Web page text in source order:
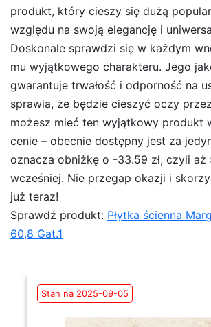
produkt, który cieszy się dużą
względu na swoją elegancję i
Doskonale sprawdzi się w każdym
mu wyjątkowego charakteru. Jego
gwarantuje trwałość i odporność na
sprawia, że będzie cieszyć oczy
możesz mieć ten wyjątkowy produkt
cenie – obecnie dostępny jest za
oznacza obniżkę o -33.59 zł, czyli aż
wcześniej. Nie przegap okazji i
już teraz!
Sprawdź produkt: Płytka ścienna
60,8 Gat.1
Stan na 2025-09-05